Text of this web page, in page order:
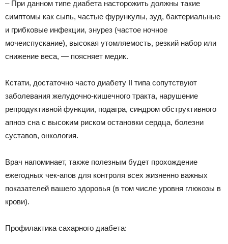
– При данном типе диабета насторожить должны такие
симптомы как сыпь, частые фурункулы, зуд, бактериальные
и грибковые инфекции, энурез (частое ночное
мочеиспускание), высокая утомляемость, резкий набор или
снижение веса, — поясняет медик.
Кстати, достаточно часто диабету II типа сопутствуют
заболевания желудочно-кишечного тракта, нарушение
репродуктивной функции, подагра, синдром обструктивного
апноэ сна с высоким риском остановки сердца, болезни
суставов, онкология.
Врач напоминает, также полезным будет прохождение
ежегодных чек-апов для контроля всех жизненно важных
показателей вашего здоровья (в том числе уровня глюкозы в
крови).
Профилактика сахарного диабета: